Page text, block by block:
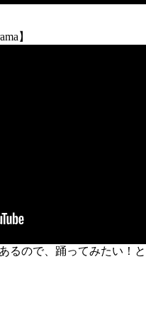
】
るので、踊ってみたい！と